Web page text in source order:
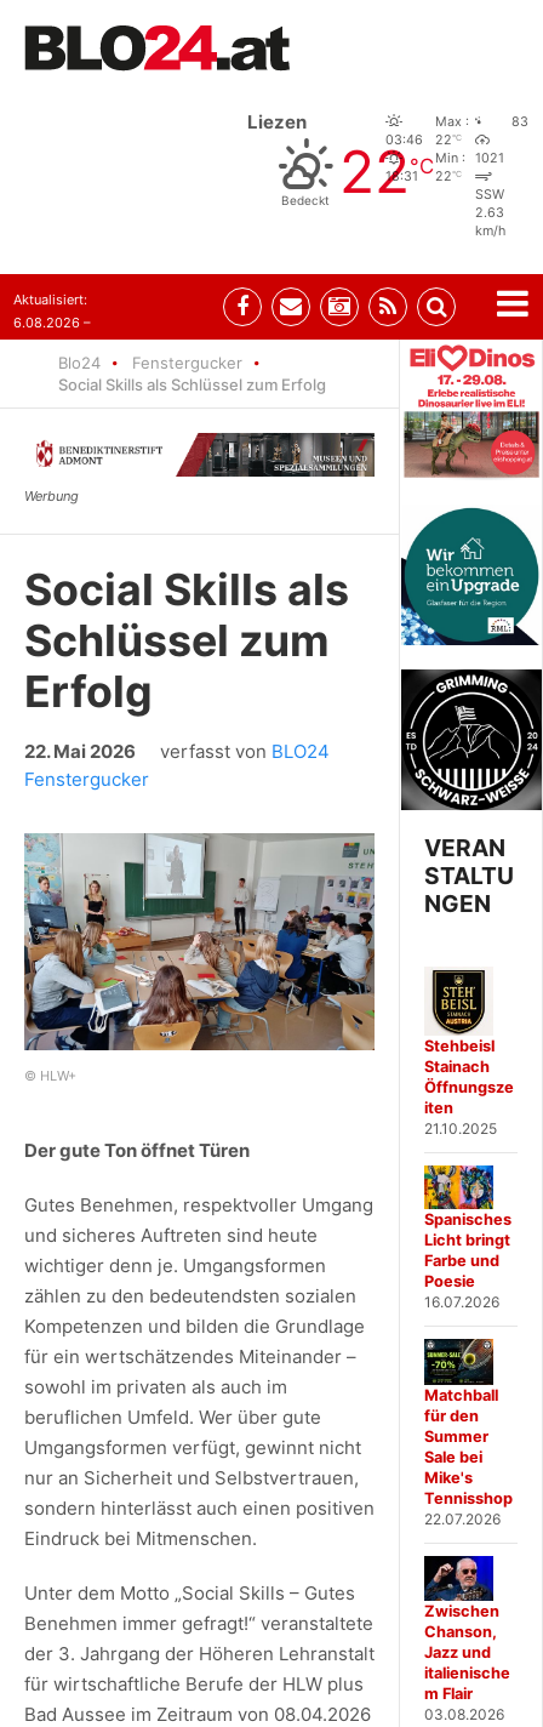
Liezen
Bedeckt 22°C
03:46
18:31
Max :
22°C
Min :
22°C
83
1021
SSW
2.63
km/h
Aktualisiert:
6.08.2026 –
Blo24
Fenstergucker
Social Skills als Schlüssel zum Erfolg
Social Skills als
Schlüssel zum
Erfolg
22. Mai 2026 verfasst von BLO24
Fenstergucker
© HLW+
Der gute Ton öffnet Türen
Gutes Benehmen, respektvoller Umgang
und sicheres Auftreten sind heute
wichtiger denn je. Umgangsformen
zählen zu den bedeutendsten sozialen
Kompetenzen und bilden die Grundlage
für ein wertschätzendes Miteinander –
sowohl im privaten als auch im
beruflichen Umfeld. Wer über gute
Umgangsformen verfügt, gewinnt nicht
nur an Sicherheit und Selbstvertrauen,
sondern hinterlässt auch einen positiven
Eindruck bei Mitmenschen.
Unter dem Motto „Social Skills – Gutes
Benehmen immer gefragt!“ veranstaltete
der 3. Jahrgang der Höheren Lehranstalt
für wirtschaftliche Berufe der HLW plus
Bad Aussee im Zeitraum von 08.04.2026
VERAN
STALTU
NGEN
Stehbeisl
Stainach
Öffnungsze
iten
21.10.2025
Spanisches
Licht bringt
Farbe und
Poesie
16.07.2026
Matchball
für den
Summer
Sale bei
Mike's
Tennisshop
22.07.2026
Zwischen
Chanson,
Jazz und
italienische
m Flair
03.08.2026